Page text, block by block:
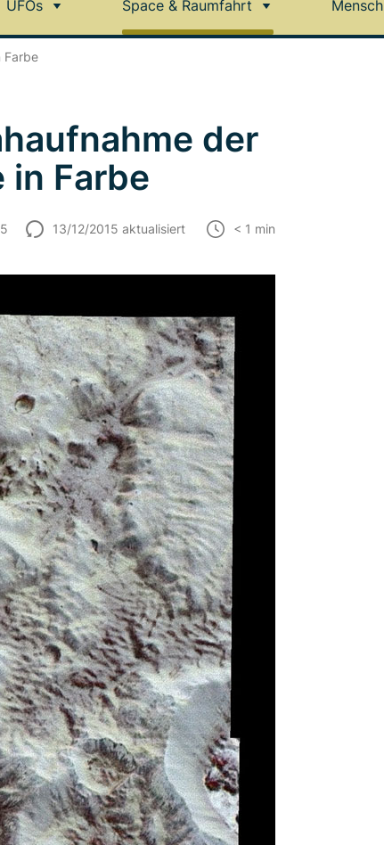
UFOs Space & Raumfahrt Mensch
Farbe
der
Farbe
13/12/2015 aktualisiert < 1 min